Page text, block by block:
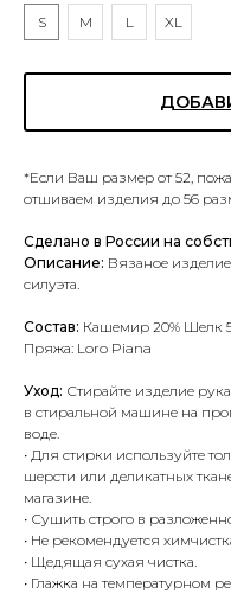
S
M L XL
*Если Ваш размер от 52,
отшиваем изделия до 56
Сделано в России на
Описание: Вязаное
силуэта.
Состав: Кашемир 20% Шелк
Пряжа: Loro Piana
Уход: Стирайте изделие
в стиральной машине на
воде.
• Для стирки используйте
шерсти или деликатных
магазине.
• Сушить строго в
• Не рекомендуется
• Щедящая сухая чистка.
• Глажка на температурном